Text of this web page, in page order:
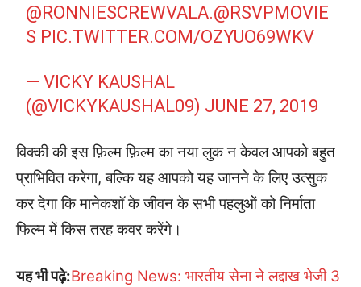
@RONNIESCREWVALA.@RSVPMOVIE
S PIC.TWITTER.COM/OZYUO69WKV
— VICKY KAUSHAL
(@VICKYKAUSHAL09) JUNE 27, 2019
विक्की की इस फ़िल्म फ़िल्म का नया लुक न केवल आपको बहुत
प्राभिवित करेगा, बल्कि यह आपको यह जानने के लिए उत्सुक
कर देगा कि मानेकशॉ के जीवन के सभी पहलुओं को निर्माता
फिल्म में किस तरह कवर करेंगे।
यह भी पढ़े:Breaking News: भारतीय सेना ने लद्दाख भेजी 3